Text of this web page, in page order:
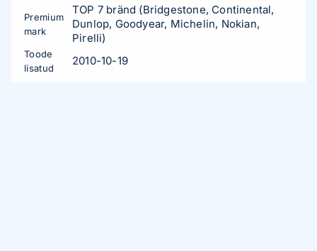
Premium
mark
TOP 7 bränd (Bridgestone, Continental,
Dunlop, Goodyear, Michelin, Nokian,
Pirelli)
Toode
lisatud
2010-10-19